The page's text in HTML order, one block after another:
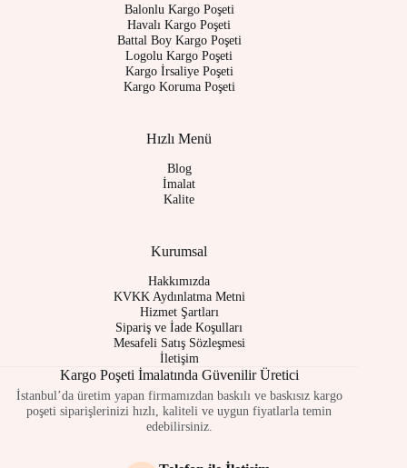
Balonlu Kargo Poşeti
Havalı Kargo Poşeti
Battal Boy Kargo Poşeti
Logolu Kargo Poşeti
Kargo İrsaliye Poşeti
Kargo Koruma Poşeti
Hızlı Menü
Blog
İmalat
Kalite
Kurumsal
Hakkımızda
KVKK Aydınlatma Metni
Hizmet Şartları
Sipariş ve İade Koşulları
Mesafeli Satış Sözleşmesi
İletişim
Kargo Poşeti İmalatında Güvenilir Üretici
İstanbul’da üretim yapan firmamızdan baskılı ve baskısız kargo
poşeti siparişlerinizi hızlı, kaliteli ve uygun fiyatlarla temin
edebilirsiniz.